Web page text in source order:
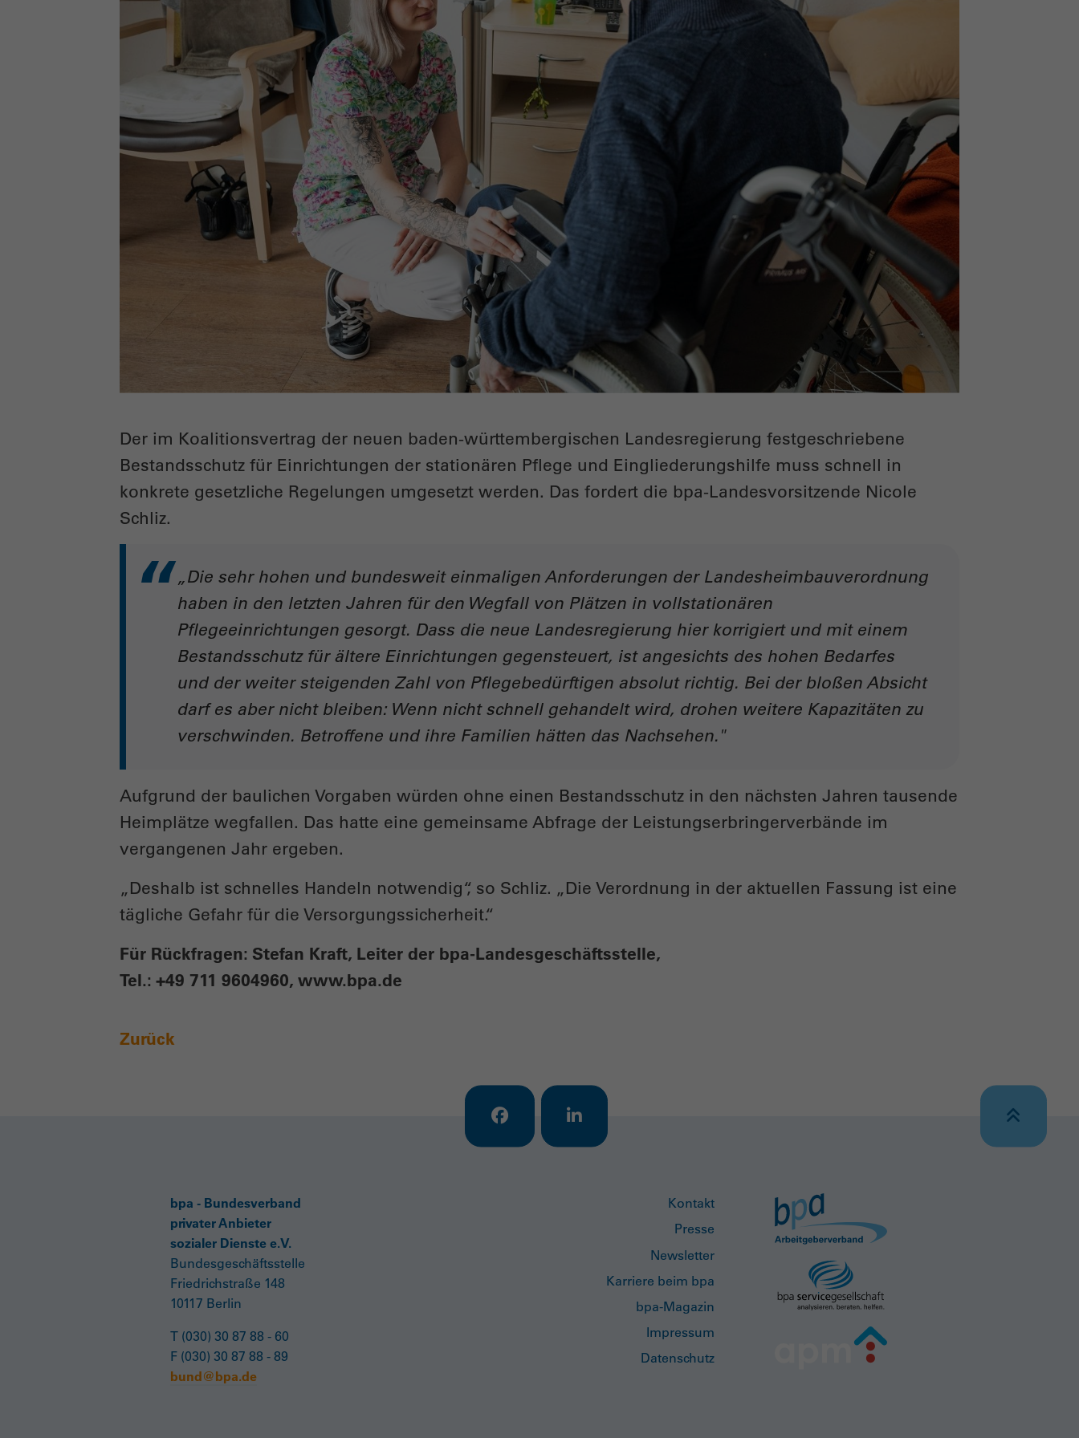
Der im Koalitionsvertrag der neuen baden-württembergischen Landesregierung festgeschriebene
Bestandsschutz für Einrichtungen der stationären Pflege und Eingliederungshilfe muss schnell in
konkrete gesetzliche Regelungen umgesetzt werden. Das fordert die bpa-Landesvorsitzende Nicole
Schliz.
„Die sehr hohen und bundesweit einmaligen Anforderungen der Landesheimbauverordnung
haben in den letzten Jahren für den Wegfall von Plätzen in vollstationären
Pflegeeinrichtungen gesorgt. Dass die neue Landesregierung hier korrigiert und mit einem
Bestandsschutz für ältere Einrichtungen gegensteuert, ist angesichts des hohen Bedarfes
und der weiter steigenden Zahl von Pflegebedürftigen absolut richtig. Bei der bloßen Absicht
darf es aber nicht bleiben: Wenn nicht schnell gehandelt wird, drohen weitere Kapazitäten zu
verschwinden. Betroffene und ihre Familien hätten das Nachsehen."
Aufgrund der baulichen Vorgaben würden ohne einen Bestandsschutz in den nächsten Jahren tausende
Heimplätze wegfallen. Das hatte eine gemeinsame Abfrage der Leistungserbringerverbände im
vergangenen Jahr ergeben.
„Deshalb ist schnelles Handeln notwendig“, so Schliz. „Die Verordnung in der aktuellen Fassung ist eine
tägliche Gefahr für die Versorgungssicherheit.“
Für Rückfragen: Stefan Kraft, Leiter der bpa-Landesgeschäftsstelle,
Tel.: +49 711 9604960, www.bpa.de
Zurück
bpa - Bundesverband
privater Anbieter
sozialer Dienste e.V.
Bundesgeschäftsstelle
Friedrichstraße 148
10117 Berlin
T (030) 30 87 88 - 60
F (030) 30 87 88 - 89
bund@bpa.de
Kontakt
Presse
Newsletter
Karriere beim bpa
bpa-Magazin
Impressum
Datenschutz